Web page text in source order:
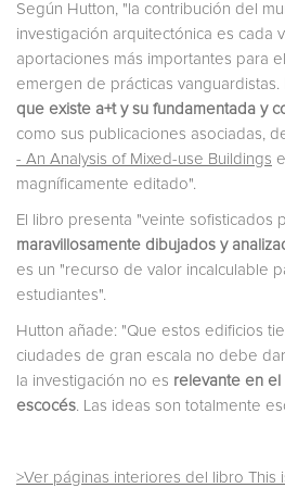
Según Hutton, "la contribución del
investigación arquitectónica es cada
aportaciones más importantes para
emergen de prácticas vanguardistas.
que existe a+t y su fundamentada y
como sus publicaciones asociadas,
- An Analysis of Mixed-use Buildings
magníficamente editado".
El libro presenta "veinte sofisticados
maravillosamente dibujados y
es un "recurso de valor incalculable
estudiantes".
Hutton añade: "Que estos edificios
ciudades de gran escala no debe
la investigación no es relevante en
escocés. Las ideas son totalmente
>Ver páginas interiores del libro This